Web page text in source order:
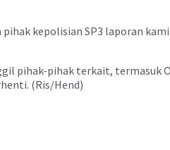
kepolisian SP3 laporan
pihak-pihak terkait, termasuk
(Ris/Hend)